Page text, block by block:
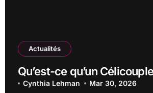
Actualités
Qu’est-ce qu’un
Cynthia Lehman Mar 30, 2026